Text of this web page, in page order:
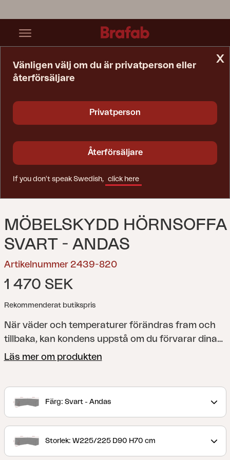
MÖBELSKYDD HÖRNSOFFA
SVART - ANDAS
Artikelnummer 2439-820
1 470 SEK
Rekommenderat butikspris
När väder och temperaturer förändras fram och
tillbaka, kan kondens uppstå om du förvarar dina
utemöbler under skydd som inte andas. Det är
samtidigt vattentätt utemöbelskydd från Brafab
säkert, håller sig torra och inte riskerar att ta
skada av kondens. Det är också ett smart sätt att
Läs mer om produkten
Färg: Svart - Andas
Storlek: W225/225 D90 H70 cm
x
Vänligen välj om du är privatperson eller
återförsäljare
Privatperson
Återförsäljare
If you don't speak Swedish, click here